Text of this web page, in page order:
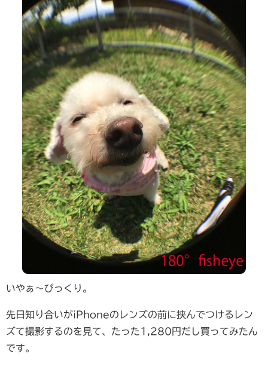
いやぁ〜びっくり。
先日知り合いがiPhoneのレンズの前に挟んでつけるレン
ズて撮影するのを見て、たった1,280円だし買ってみたん
です。